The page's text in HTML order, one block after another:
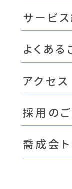
サービ
よくある
アクセス
採用の
喬成会ト